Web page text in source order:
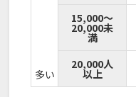
多い
15,000～
20,000未
満
20,000人
以上